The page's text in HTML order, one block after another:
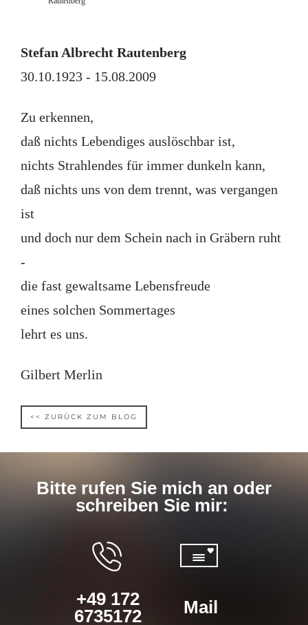
Stefan Albrecht Rautenberg
30.10.1923 - 15.08.2009
Zu erkennen,
daß nichts Lebendiges auslöschbar ist,
nichts Strahlendes für immer dunkeln kann,
daß nichts uns von dem trennt, was vergangen
ist
und doch nur dem Schein nach in Gräbern ruht
-
die fast gewaltsame Lebensfreude
eines solchen Sommertages
lehrt es uns.
Gilbert Merlin
<< ZURÜCK ZUM BLOG
Bitte rufen Sie mich an oder
schreiben Sie mir:
+49 172
6735172
Mail